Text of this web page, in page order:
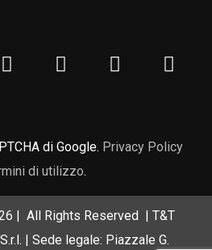
di Google. Privacy Policy
di utilizzo.
| All Rights Reserved | T&T
| Sede legale: Piazzale G.